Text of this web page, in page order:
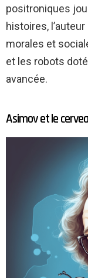
positroniques
histoires,
morales et
et les robots
avancée.
Asimov et le